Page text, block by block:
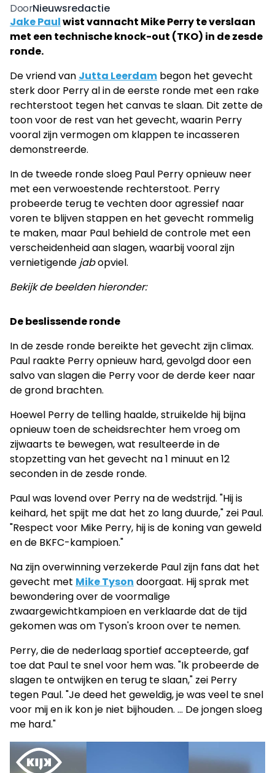
DoorNieuwsredactie
Jake Paulwist vannacht Mike Perry te verslaan
met een technische knock-out (TKO) in de zesde
ronde.
De vriend van Jutta Leerdam begon het gevecht
sterk door Perry al in de eerste ronde met een rake
rechterstoot tegen het canvas te slaan. Dit zette de
toon voor de rest van het gevecht, waarin Perry
vooral zijn vermogen om klappen te incasseren
demonstreerde.
In de tweede ronde sloeg Paul Perry opnieuw neer
met een verwoestende rechterstoot. Perry
probeerde terug te vechten door agressief naar
voren te blijven stappen en het gevecht rommelig
te maken, maar Paul behield de controle met een
verscheidenheid aan slagen, waarbij vooral zijn
vernietigende jabopviel.
Bekijk de beelden hieronder:
De beslissende ronde
In de zesde ronde bereikte het gevecht zijn climax.
Paul raakte Perry opnieuw hard, gevolgd door een
salvo van slagen die Perry voor de derde keer naar
de grond brachten.
Hoewel Perry de telling haalde, struikelde hij bijna
opnieuw toen de scheidsrechter hem vroeg om
zijwaarts te bewegen, wat resulteerde in de
stopzetting van het gevecht na 1 minuut en 12
seconden in de zesde ronde.
Paul was lovend over Perry na de wedstrijd. "Hij is
keihard, het spijt me dat het zo lang duurde," zei Paul.
"Respect voor Mike Perry, hij is de koning van geweld
en de BKFC-kampioen."
Na zijn overwinning verzekerde Paul zijn fans dat het
gevecht met Mike Tyson doorgaat. Hij sprak met
bewondering over de voormalige
zwaargewichtkampioen en verklaarde dat de tijd
gekomen was om Tyson's kroon over te nemen.
Perry, die de nederlaag sportief accepteerde, gaf
toe dat Paul te snel voor hem was. "Ik probeerde de
slagen te ontwijken en terug te slaan," zei Perry
tegen Paul. "Je deed het geweldig, je was veel te snel
voor mij en ik kon je niet bijhouden. ... De jongen sloeg
me hard."